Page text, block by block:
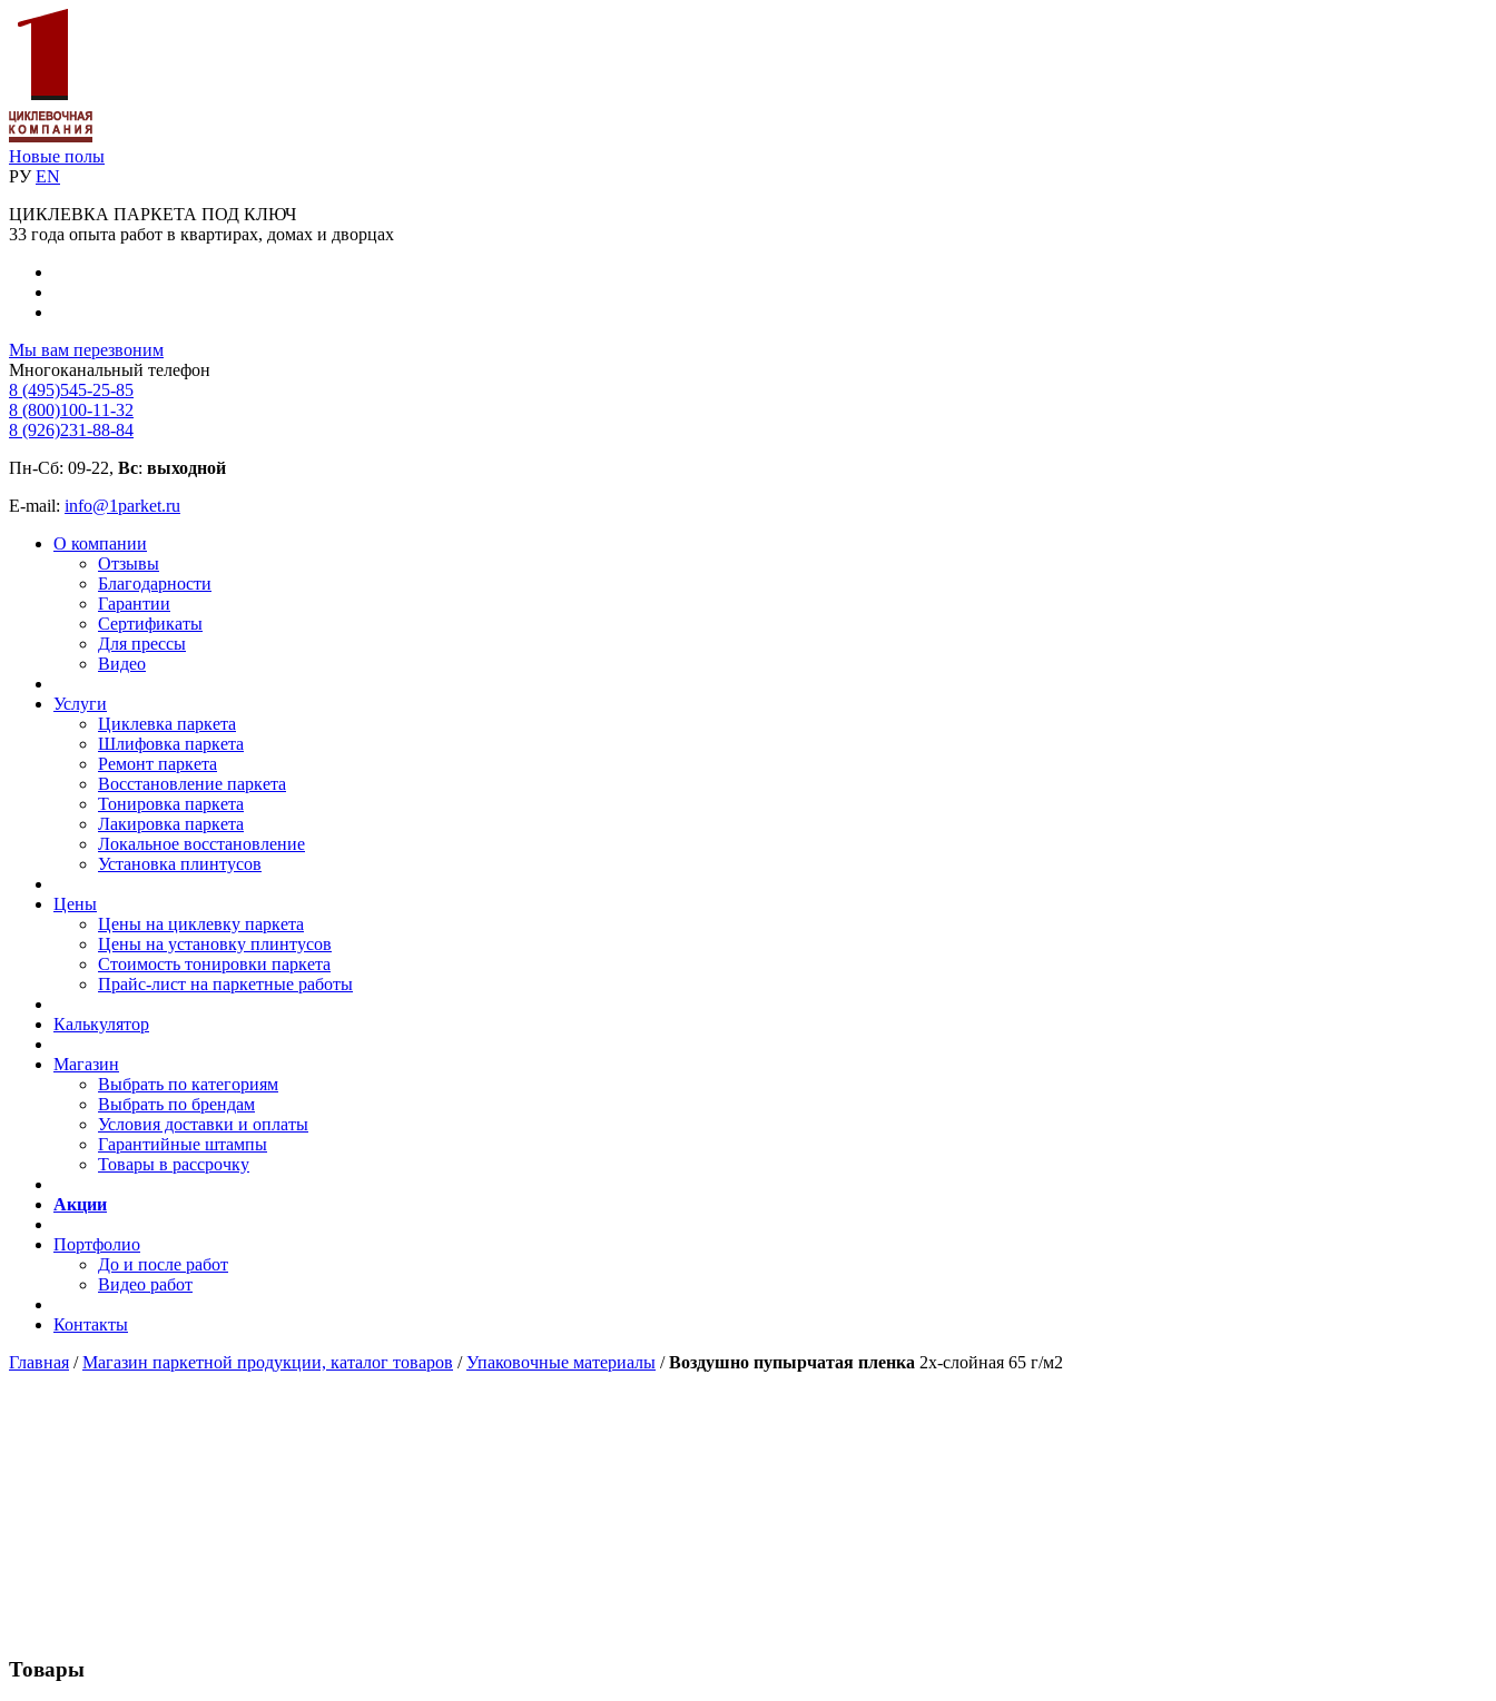
Новые полы
РУ EN
ЦИКЛЕВКА ПАРКЕТА ПОД КЛЮЧ
33 года опыта работ в квартирах, домах и дворцах
Мы вам перезвоним
Многоканальный телефон
8 (495)545-25-85
8 (800)100-11-32
8 (926)231-88-84
Пн-Сб: 09-22, Вс: выходной
E-mail: info@1parket.ru
О компании
Отзывы
Благодарности
Гарантии
Сертификаты
Для прессы
Видео
Услуги
Циклевка паркета
Шлифовка паркета
Ремонт паркета
Восстановление паркета
Тонировка паркета
Лакировка паркета
Локальное восстановление
Установка плинтусов
Цены
Цены на циклевку паркета
Цены на установку плинтусов
Стоимость тонировки паркета
Прайс-лист на паркетные работы
Калькулятор
Магазин
Выбрать по категориям
Выбрать по брендам
Условия доставки и оплаты
Гарантийные штампы
Товары в рассрочку
Акции
Портфолио
До и после работ
Видео работ
Контакты
Главная /Магазин паркетной продукции, каталог товаров /Упаковочные материалы /Воздушно пупырчатая пленка 2х-слойная 65 г/м2
Товары